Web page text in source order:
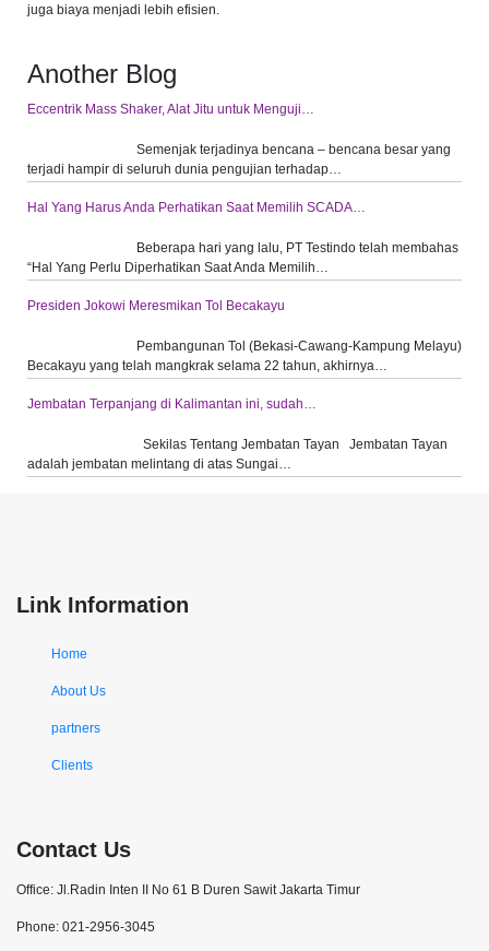
juga biaya menjadi lebih efisien.
Another Blog
Eccentrik Mass Shaker, Alat Jitu untuk Menguji…
Semenjak terjadinya bencana – bencana besar yang
terjadi hampir di seluruh dunia pengujian terhadap…
Hal Yang Harus Anda Perhatikan Saat Memilih SCADA…
Beberapa hari yang lalu, PT Testindo telah membahas
“Hal Yang Perlu Diperhatikan Saat Anda Memilih…
Presiden Jokowi Meresmikan Tol Becakayu
Pembangunan Tol (Bekasi-Cawang-Kampung Melayu)
Becakayu yang telah mangkrak selama 22 tahun, akhirnya…
Jembatan Terpanjang di Kalimantan ini, sudah…
Sekilas Tentang Jembatan Tayan Jembatan Tayan
adalah jembatan melintang di atas Sungai…
Link Information
Home
About Us
partners
Clients
Contact Us
Office: Jl.Radin Inten II No 61 B Duren Sawit Jakarta Timur
Phone: 021-2956-3045